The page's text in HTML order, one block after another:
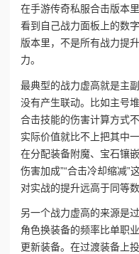
在‌手游传奇私服合击版本‌
看到自己战力面板上的数
版本里，不是所有战力提
力。
最典型的战力虚高就是主
没有产生联动。比如主号
合击技能的伤害计算方式
实际价值就比不上把其中
在分配装备附魔、宝石镶
伤害加成”“合击冷却缩减”
对实战的提升远高于同等
另一个战力虚高的来源是
角色换装备的频率比单职
更新装备。在过渡装备上